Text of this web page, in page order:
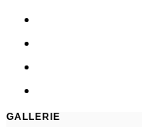
GALLERIE